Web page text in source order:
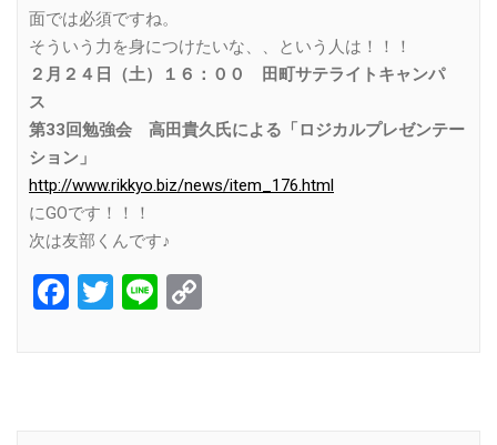
面では必須ですね。
そういう力を身につけたいな、、という人は！！！
２月２４日（土）１６：００ 田町サテライトキャンパ
ス
第33回勉強会 高田貴久氏による「ロジカルプレゼンテー
ション」
http://www.rikkyo.biz/news/item_176.html
にGOです！！！
次は友部くんです♪
Facebook
Twitter
Line